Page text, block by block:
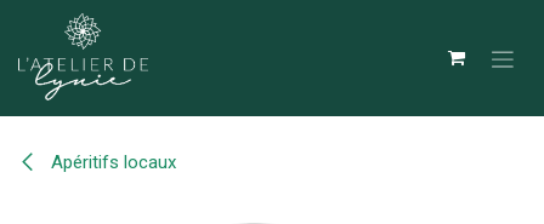
Se rendre au contenu
Apéritifs locaux